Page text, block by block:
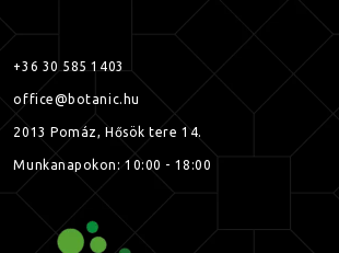
+36 30 585 1403
office@botanic.hu
2013 Pomáz, Hősök tere 14.
Munkanapokon: 10:00 - 18:00